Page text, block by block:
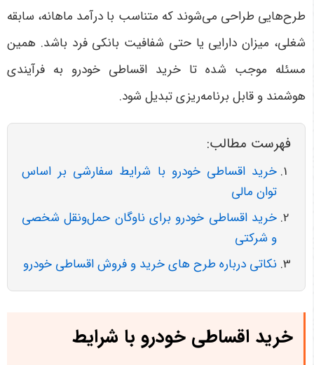
طرح‌هایی طراحی می‌شوند که متناسب با درآمد ماهانه، سابقه
شغلی، میزان دارایی یا حتی شفافیت بانکی فرد باشد. همین
مسئله موجب شده تا خرید اقساطی خودرو به فرآیندی
هوشمند و قابل برنامه‌ریزی تبدیل شود.
فهرست مطالب:
خرید اقساطی خودرو با شرایط سفارشی بر اساس
توان مالی
خرید اقساطی خودرو برای ناوگان حمل‌ونقل شخصی
و شرکتی
نکاتی درباره طرح های خرید و فروش اقساطی خودرو
خرید اقساطی خودرو با شرایط